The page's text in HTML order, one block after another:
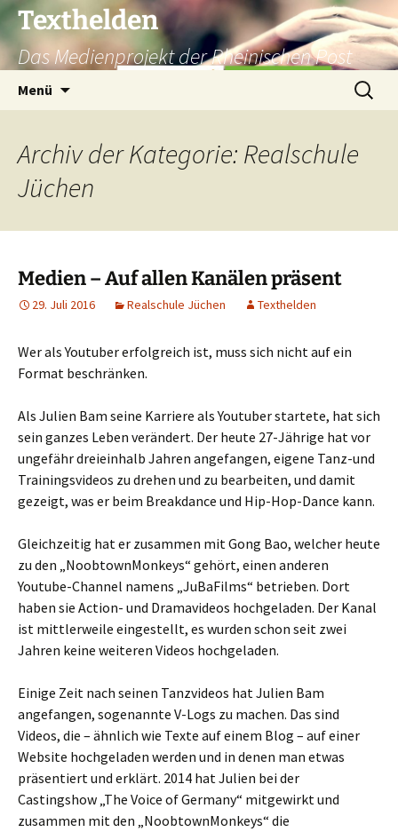
Texthelden
Das Medienprojekt der Rheinischen Post
Menü
Suchen
nach:
Archiv der Kategorie: Realschule
Jüchen
Medien – Auf allen Kanälen präsent
29. Juli 2016 Realschule Jüchen Texthelden
Wer als Youtuber erfolgreich ist, muss sich nicht auf ein
Format beschränken.
Als Julien Bam seine Karriere als Youtuber startete, hat sich
sein ganzes Leben verändert. Der heute 27-Jährige hat vor
ungefähr dreieinhalb Jahren angefangen, eigene Tanz-und
Trainingsvideos zu drehen und zu bearbeiten, und damit
gezeigt, was er beim Breakdance und Hip-Hop-Dance kann.
Gleichzeitig hat er zusammen mit Gong Bao, welcher heute
zu den „NoobtownMonkeys“ gehört, einen anderen
Youtube-Channel namens „JuBaFilms“ betrieben. Dort
haben sie Action- und Dramavideos hochgeladen. Der Kanal
ist mittlerweile eingestellt, es wurden schon seit zwei
Jahren keine weiteren Videos hochgeladen.
Einige Zeit nach seinen Tanzvideos hat Julien Bam
angefangen, sogenannte V-Logs zu machen. Das sind
Videos, die – ähnlich wie Texte auf einem Blog – auf einer
Website hochgeladen werden und in denen man etwas
präsentiert und erklärt. 2014 hat Julien bei der
Castingshow „The Voice of Germany“ mitgewirkt und
zusammen mit den „NoobtownMonkeys“ die